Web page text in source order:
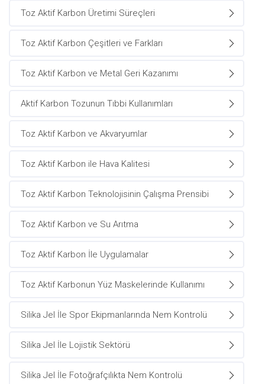
Toz Aktif Karbon Üretimi Süreçleri
Toz Aktif Karbon Çeşitleri ve Farkları
Toz Aktif Karbon ve Metal Geri Kazanımı
Aktif Karbon Tozunun Tıbbi Kullanımları
Toz Aktif Karbon ve Akvaryumlar
Toz Aktif Karbon ile Hava Kalitesi
Toz Aktif Karbon Teknolojisinin Çalışma Prensibi
Toz Aktif Karbon ve Su Arıtma
Toz Aktif Karbon İle Uygulamalar
Toz Aktif Karbonun Yüz Maskelerinde Kullanımı
Silika Jel İle Spor Ekipmanlarında Nem Kontrolü
Silika Jel İle Lojistik Sektörü
Silika Jel İle Fotoğrafçılıkta Nem Kontrolü